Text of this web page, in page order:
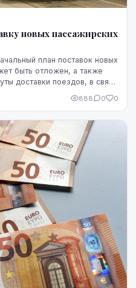
новых пассажирских
план поставок новых
быть отложен, а также
доставки поездов, в связи
888 0 0